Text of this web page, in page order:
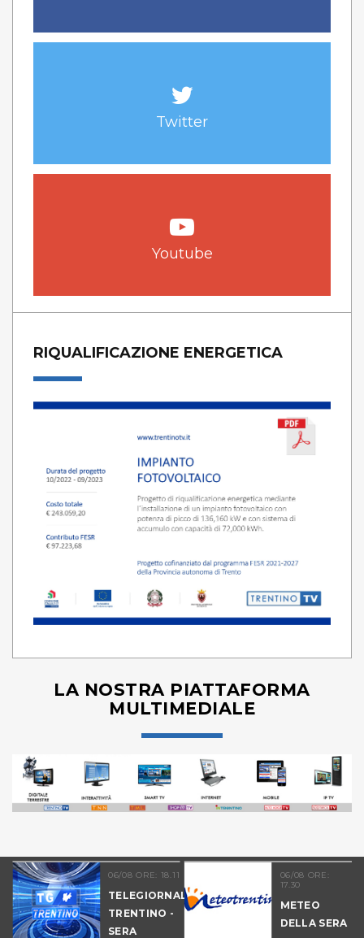
Twitter
Youtube
RIQUALIFICAZIONE ENERGETICA
LA NOSTRA PIATTAFORMA
MULTIMEDIALE
06/08 ORE: 18.11
TELEGIORNALE
TRENTINO -
SERA
06/08 ORE:
17.30
METEO
DELLA SERA